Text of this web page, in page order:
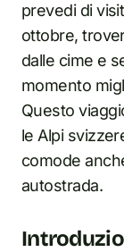
prevedi di
ottobre,
dalle cime e
momento
Questo
le Alpi
comode
autostrada.